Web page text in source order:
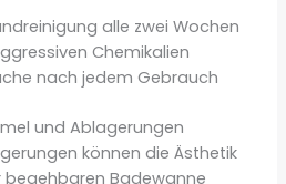
alle zwei Wochen
Chemikalien
nach jedem Gebrauch
und Ablagerungen
können die Ästhetik
Badewanne